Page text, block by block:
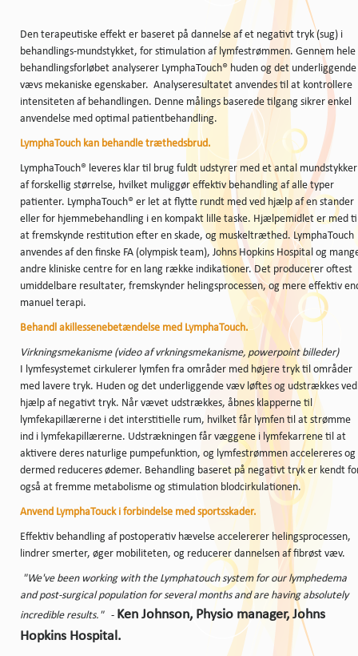
Den terapeutiske effekt er baseret på dannelse af et negativt tryk (sug) i
behandlings-mundstykket, for stimulation af lymfestrømmen. Gennem hele
behandlingsforløbet analyserer LymphaTouch® huden og det underliggende
vævs mekaniske egenskaber. Analyseresultatet anvendes til at kontrollere
intensiteten af behandlingen. Denne målings baserede tilgang sikrer enkel
anvendelse med optimal patientbehandling.
LymphaTouch kan behandle træthedsbrud.
LymphaTouch® leveres klar til brug fuldt udstyrer med et antal mundstykker
af forskellig størrelse, hvilket muliggør effektiv behandling af alle typer
patienter. LymphaTouch® er let at flytte rundt med ved hjælp af en stander
eller for hjemmebehandling i en kompakt lille taske. Hjælpemidlet er med
at fremskynde restitution efter en skade, og muskeltræthed. LymphaTouch
anvendes af den finske FA (olympisk team), Johns Hopkins Hospital og
andre kliniske centre for en lang række indikationer. Det producerer oftest
umiddelbare resultater, fremskynder helingsprocessen, og mere effektiv
manuel terapi.
Behandl akillessenebetændelse med LymphaTouch.
Virkningsmekanisme (video af vrkningsmekanisme, powerpoint billeder)
I lymfesystemet cirkulerer lymfen fra områder med højere tryk til områder
med lavere tryk. Huden og det underliggende væv løftes og udstrækkes ved
hjælp af ​​negativt tryk. Når vævet udstrækkes, åbnes klapperne til
lymfekapillærerne i det interstitielle rum, hvilket får lymfen til at strømme
ind i lymfekapillærerne. Udstrækningen får væggene i lymfekarrene til at
aktivere deres naturlige pumpefunktion, og lymfestrømmen accelereres og
dermed reduceres ødemer. Behandling baseret på negativt tryk er kendt
også at fremme metabolisme og stimulation blodcirkulationen.
Anvend LymphaTouck i forbindelse med sportsskader.
Effektiv behandling af postoperativ hævelse accelererer helingsprocessen,
lindrer smerter, øger mobiliteten, og reducerer dannelsen af ​​fibrøst væv.
"We've been working with the Lymphatouch system for our lymphedema
and post-surgical population for several months and are having absolutely
incredible results." - Ken Johnson, Physio manager, Johns
Hopkins Hospital.